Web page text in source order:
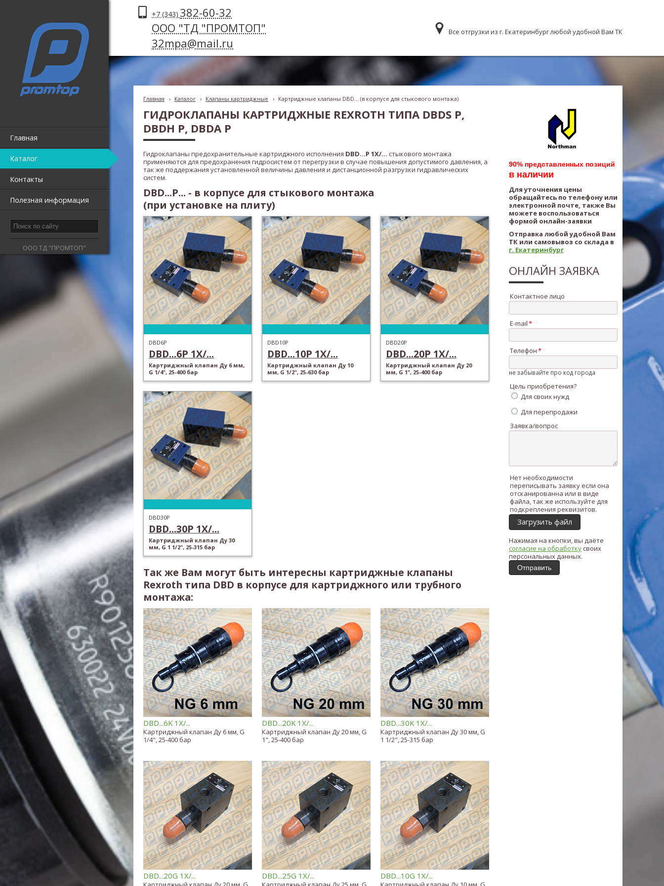
Главная
Каталог
Контакты
Полезная информация
ООО ТД "ПРОМТОП"
+7 (343) 382-60-32
ООО "ТД "ПРОМТОП"
32mpa@mail.ru
Все отгрузки из г. Екатеринбург любой удобной Вам ТК
Главная › Каталог › Клапаны картриджные › Картриджные клапаны DBD... (в корпусе для стыкового монтажа)
ГИДРОКЛАПАНЫ КАРТРИДЖНЫЕ REXROTH ТИПА DBDS P,
DBDH P, DBDA P
Гидроклапаны предохранительные картриджного исполнения DBD...P 1X/... стыкового монтажа
применяются для предохранения гидросистем от перегрузки в случае повышения допустимого давления, а
так же поддержания установленной величины давления и дистанционной разгрузки гидравлических
систем.
DBD...P... - в корпусе для стыкового монтажа
(при установке на плиту)
DBD6P
DBD...6P 1X/...
Картриджный клапан Ду 6 мм,
G 1/4", 25-400 бар
DBD10P
DBD...10P 1X/...
Картриджный клапан Ду 10
мм, G 1/2", 25-630 бар
DBD20P
DBD...20P 1X/...
Картриджный клапан Ду 20
мм, G 1", 25-400 бар
DBD30P
DBD...30P 1X/...
Картриджный клапан Ду 30
мм, G 1 1/2", 25-315 бар
Так же Вам могут быть интересны картриджные клапаны
Rexroth типа DBD в корпусе для картриджного или трубного
монтажа:
DBD...6K 1X/...
Картриджный клапан Ду 6 мм, G
1/4", 25-400 бар
DBD...20K 1X/...
Картриджный клапан Ду 20 мм, G
1", 25-400 бар
DBD...30K 1X/...
Картриджный клапан Ду 30 мм, G
1 1/2", 25-315 бар
DBD...20G 1X/... DBD...25G 1X/... DBD...10G 1X/...
90% представленных позиций
в наличии
Для уточнения цены
обращайтесь по телефону или
электронной почте, также Вы
можете воспользоваться
формой онлайн-заявки
Отправка любой удобной Вам
ТК или самовывоз со склада в
г. Екатеринбург
ОНЛАЙН ЗАЯВКА
Контактное лицо
E-mail
Телефон
не забывайте про код города
Цель приобретения?
Для своих нужд
Для перепродажи
Заявка/вопрос
Нет необходимости
переписывать заявку если она
отсканированна или в виде
файла, так же используйте для
подкрепления реквизитов.
Загрузить файл
Нажимая на кнопки, вы даёте
согласие на обработкусвоих
персональных данных.
Отправить